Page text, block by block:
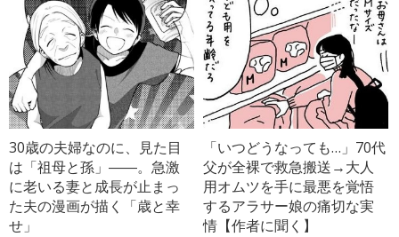
30歳の夫婦なのに、見た目
は「祖母と孫」――。急激
に老いる妻と成長が止まっ
た夫の漫画が描く「歳と幸
せ」
「いつどうなっても…」70代
父が全裸で救急搬送→大人
用オムツを手に最悪を覚悟
するアラサー娘の痛切な実
情【作者に聞く】